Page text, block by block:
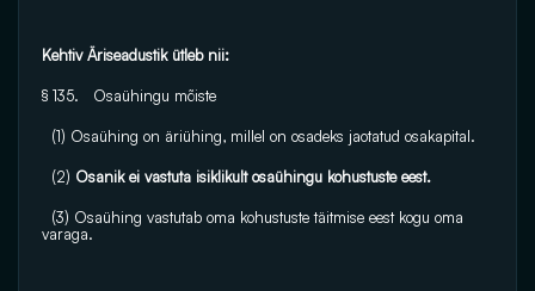
Kehtiv Äriseadustik ütleb nii:
§ 135.   Osaühingu mõiste
(1) Osaühing on äriühing, millel on osadeks jaotatud osakapital.
(2) Osanik ei vastuta isiklikult osaühingu kohustuste eest.
(3) Osaühing vastutab oma kohustuste täitmise eest kogu oma
varaga.